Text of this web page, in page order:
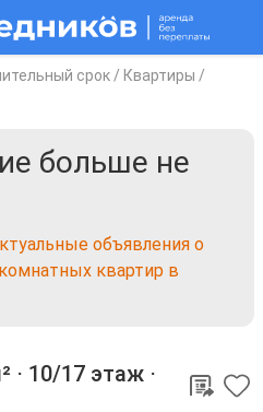
срок / Квартиры /
больше не
объявления о
квартир в
⋅ 10/17 этаж ⋅